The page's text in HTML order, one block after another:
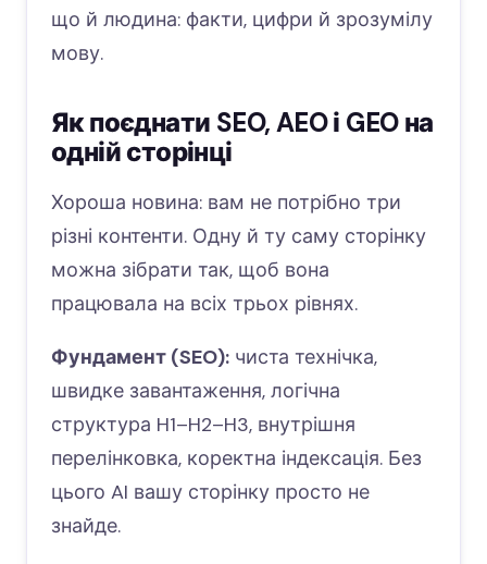
що й людина: факти, цифри й зрозумілу
мову.
Як поєднати SEO, AEO і GEO на
одній сторінці
Хороша новина: вам не потрібно три
різні контенти. Одну й ту саму сторінку
можна зібрати так, щоб вона
працювала на всіх трьох рівнях.
Фундамент (SEO): чиста технічка,
швидке завантаження, логічна
структура H1–H2–H3, внутрішня
перелінковка, коректна індексація. Без
цього AI вашу сторінку просто не
знайде.